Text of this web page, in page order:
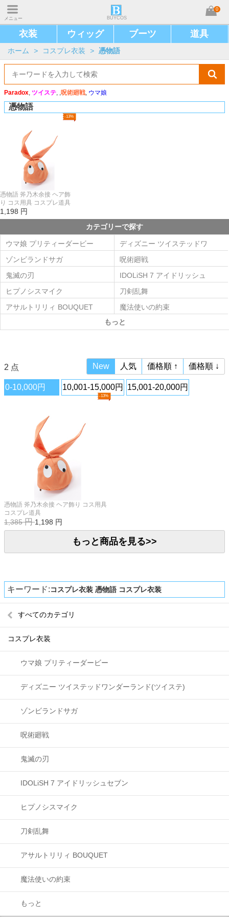
メニュー BUYCOS
0
衣装 ウィッグ ブーツ 道具
ホーム > コスプレ衣装 > 憑物語
Paradox, ツイステ, ,呪術廻戦, ウマ娘
憑物語
-13%
憑物語 斧乃木余接 ヘア飾
り コス用具 コスプレ道具
1,198 円
カテゴリーで探す
ウマ娘 プリティーダービー
ディズニー ツイステッドワ
ンダーランド(ツイステ)
ゾンビランドサガ
呪術廻戦
鬼滅の刃
IDOLiSH 7 アイドリッシュ
セブン
ヒプノシスマイク
刀剣乱舞
アサルトリリィ BOUQUET
魔法使いの約束
もっと
2 点 New 人気 価格順 ↑ 価格順 ↓
0-10,000円 10,001-15,000円 15,001-20,000円
-13%
憑物語 斧乃木余接 ヘア飾り コス用具
コスプレ道具
1,385 円 1,198 円
もっと商品を見る>>
キーワード:コスプレ衣装 憑物語 コスプレ衣装
すべてのカテゴリ
コスプレ衣装
ウマ娘 プリティーダービー
ディズニー ツイステッドワンダーランド(ツイステ)
ゾンビランドサガ
呪術廻戦
鬼滅の刃
IDOLiSH 7 アイドリッシュセブン
ヒプノシスマイク
刀剣乱舞
アサルトリリィ BOUQUET
魔法使いの約束
もっと